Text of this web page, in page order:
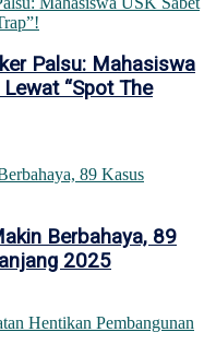
Palsu: Mahasiswa
“Spot The
Berbahaya, 89
2025